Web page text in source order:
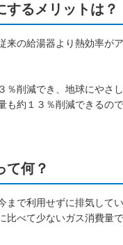
するメリットは？
来の給湯器より熱効率がア
％削減でき、地球にやさ
も約１３％削減できるの
て何？
まで利用せずに排気して
比べて少ないガス消費量